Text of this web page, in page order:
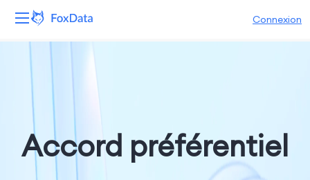
Connexion
Solutions
Ressources
Accord préférentiel